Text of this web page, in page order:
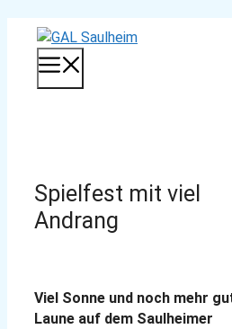
Inhalt
springen
Spielfest mit viel
Andrang
Viel Sonne und noch mehr
Laune auf dem Saulheimer